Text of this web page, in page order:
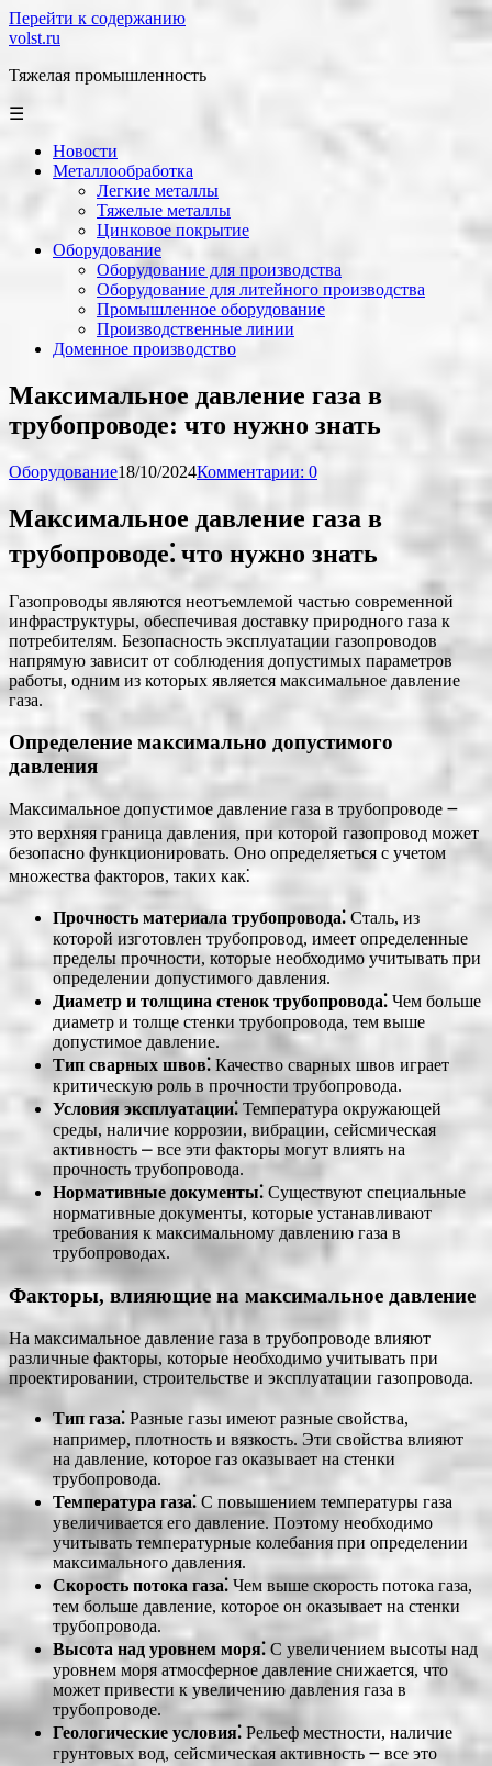
Перейти к содержанию
volst.ru
Тяжелая промышленность
☰
Новости
Металлообработка
Легкие металлы
Тяжелые металлы
Цинковое покрытие
Оборудование
Оборудование для производства
Оборудование для литейного производства
Промышленное оборудование
Производственные линии
Доменное производство
Максимальное давление газа в
трубопроводе: что нужно знать
Оборудование18/10/2024Комментарии: 0
Максимальное давление газа в
трубопроводе⁚ что нужно знать
Газопроводы являются неотъемлемой частью современной
инфраструктуры, обеспечивая доставку природного газа к
потребителям. Безопасность эксплуатации газопроводов
напрямую зависит от соблюдения допустимых параметров
работы, одним из которых является максимальное давление
газа.
Определение максимально допустимого
давления
Максимальное допустимое давление газа в трубопроводе ౼
это верхняя граница давления, при которой газопровод может
безопасно функционировать. Оно определяеться с учетом
множества факторов, таких как⁚
Прочность материала трубопровода⁚ Сталь, из
которой изготовлен трубопровод, имеет определенные
пределы прочности, которые необходимо учитывать при
определении допустимого давления.
Диаметр и толщина стенок трубопровода⁚ Чем больше
диаметр и толще стенки трубопровода, тем выше
допустимое давление.
Тип сварных швов⁚ Качество сварных швов играет
критическую роль в прочности трубопровода.
Условия эксплуатации⁚ Температура окружающей
среды, наличие коррозии, вибрации, сейсмическая
активность ⎼ все эти факторы могут влиять на
прочность трубопровода.
Нормативные документы⁚ Существуют специальные
нормативные документы, которые устанавливают
требования к максимальному давлению газа в
трубопроводах.
Факторы, влияющие на максимальное давление
На максимальное давление газа в трубопроводе влияют
различные факторы, которые необходимо учитывать при
проектировании, строительстве и эксплуатации газопровода.
Тип газа⁚ Разные газы имеют разные свойства,
например, плотность и вязкость. Эти свойства влияют
на давление, которое газ оказывает на стенки
трубопровода.
Температура газа⁚ С повышением температуры газа
увеличивается его давление. Поэтому необходимо
учитывать температурные колебания при определении
максимального давления.
Скорость потока газа⁚ Чем выше скорость потока газа,
тем больше давление, которое он оказывает на стенки
трубопровода.
Высота над уровнем моря⁚ С увеличением высоты над
уровнем моря атмосферное давление снижается, что
может привести к увеличению давления газа в
трубопроводе.
Геологические условия⁚ Рельеф местности, наличие
грунтовых вод, сейсмическая активность ౼ все это